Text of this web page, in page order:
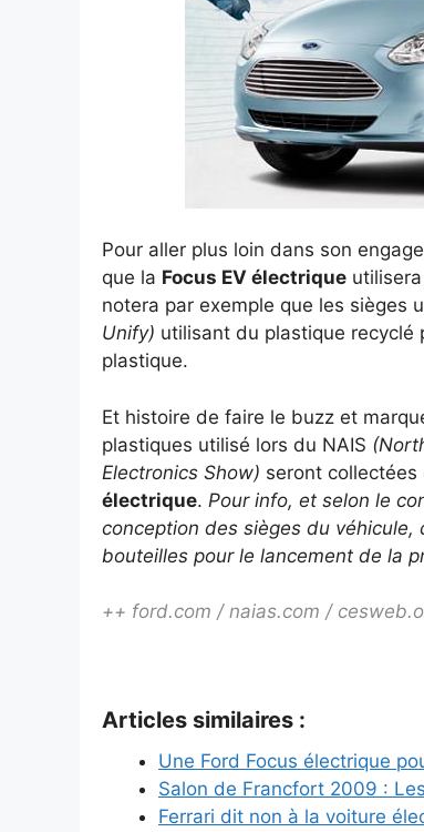
Pour aller plus loin dans son
que la Focus EV électrique
notera par exemple que les sièges
Unify) utilisant du plastique recyclé
plastique.
Et histoire de faire le buzz et
plastiques utilisé lors du NAIS
Electronics Show) seront
électrique. Pour info, et selon le
conception des sièges du
bouteilles pour le lancement de la
++ ford.com / naias.com /
Articles similaires :
Une Ford Focus électrique
Salon de Francfort 2009 :
Ferrari dit non à la voiture